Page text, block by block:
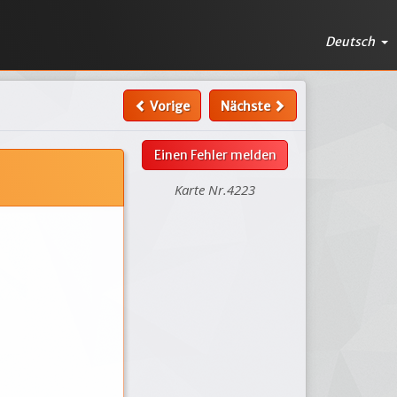
Deutsch
Vorige Nächste
Einen Fehler melden
Karte Nr.4223